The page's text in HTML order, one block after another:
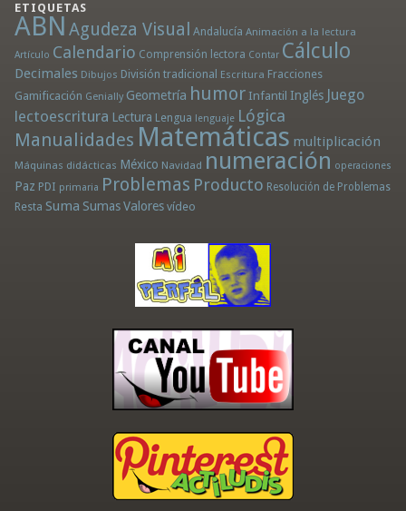
ETIQUETAS
ABN Agudeza Visual Andalucía Animación a la lectura
Artículo Calendario Comprensión lectora Contar Cálculo
Decimales Dibujos División tradicional Escritura Fracciones
Gamificación Genially Geometría humor Infantil Inglés Juego
lectoescritura Lectura Lengua lenguaje Lógica
Manualidades Matemáticas multiplicación
Máquinas didácticas México Navidad numeración operaciones
Paz PDI primaria Problemas Producto Resolución de Problemas
Resta Suma Sumas Valores vídeo